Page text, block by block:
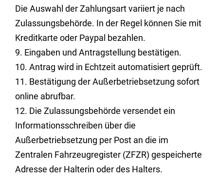
Die Auswahl der Zahlungsart variiert je nach
Zulassungsbehörde. In der Regel können Sie mit
Kreditkarte oder Paypal bezahlen.
9. Eingaben und Antragstellung bestätigen.
10. Antrag wird in Echtzeit automatisiert geprüft.
11. Bestätigung der Außerbetriebsetzung sofort
online abrufbar.
12. Die Zulassungsbehörde versendet ein
Informationsschreiben über die
Außerbetriebsetzung per Post an die im
Zentralen Fahrzeugregister (ZFZR) gespeicherte
Adresse der Halterin oder des Halters.